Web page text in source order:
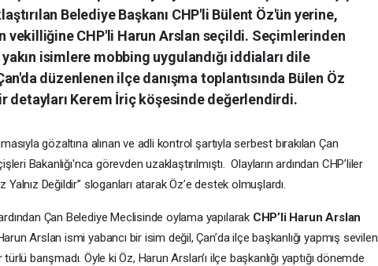
Belediye Başkanı CHP'li Bülent Öz'ün yerine,
vekilliğine CHP'li Harun Arslan seçildi. Seçimlerinden
isimlere mobbing uygulandığı iddiaları dile
düzenlenen ilçe danışma toplantısında Bülen Öz
detayları Kerem İriç köşesinde değerlendirdi.
gözaltına alınan ve adli kontrol şartıyla serbest bırakılan Çan
Bakanlığı'nca görevden uzaklaştırılmıştı. Olayların ardından CHP’liler
Değildir” sloganları atarak Öz’e destek olmuşlardı.
Çan Belediye Meclisinde oylama yapılarak CHP’li Harun Arslan
Arslan ismi yabancı bir isim değil, Çan’da ilçe başkanlığı yapmış sevilen
barışmadı. Öyle ki Öz, Harun Arslan’ı ilçe başkanlığı yaptığı dönemde